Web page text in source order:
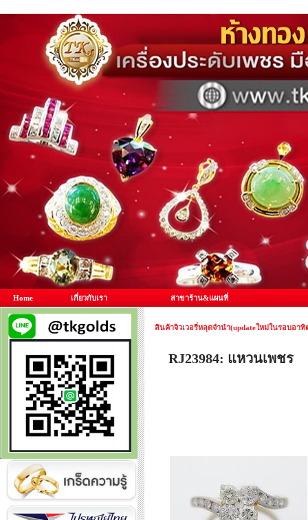
Home เกี่ยวกับเรา สาขาร้าน&แผนที่
สินค้าจิวเวอรี่หลุดจำนำ(updateใหม่ในรอบอาทิ
RJ23984: แหวนเพชร